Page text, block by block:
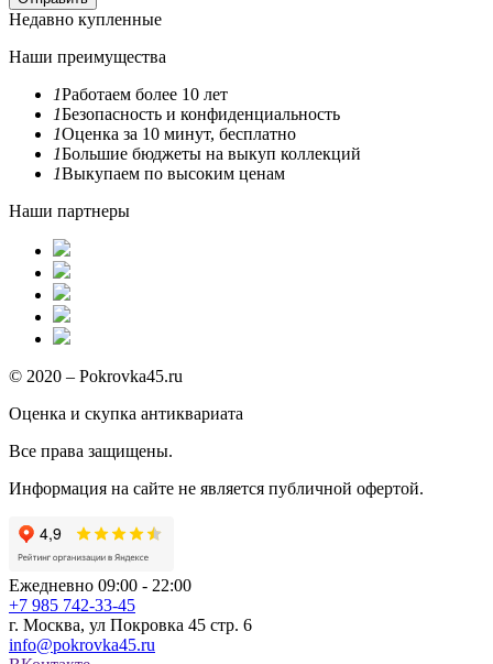
Недавно купленные
Наши преимущества
1Работаем более 10 лет
1Безопасность и конфиденциальность
1Оценка за 10 минут, бесплатно
1Большие бюджеты на выкуп коллекций
1Выкупаем по высоким ценам
Наши партнеры
© 2020 – Pokrovka45.ru
Оценка и скупка антиквариата
Все права защищены.
Информация на сайте не является публичной офертой.
Ежедневно 09:00 - 22:00
+7 985 742-33-45
г. Москва, ул Покровка 45 стр. 6
info@pokrovka45.ru